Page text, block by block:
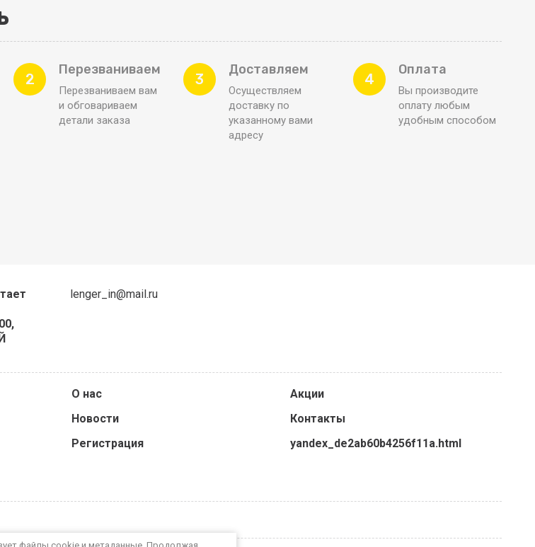
2
Перезваниваем
Перезваниваем вам
и обговариваем
детали заказа
3
Доставляем
Осуществляем
доставку по
указанному вами
адресу
4
Оплата
Вы производите
оплату любым
удобным способом
lenger_in@mail.ru
О нас
Акции
Новости
Контакты
Регистрация
yandex_de2ab60b4256f11a.html